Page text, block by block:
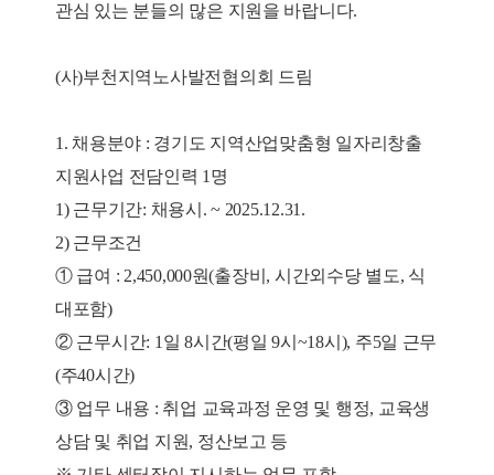
관심 있는 분들의 많은 지원을 바랍니다.
(사)부천지역노사발전협의회 드림
1. 채용분야 : 경기도 지역산업맞춤형 일자리창출
지원사업 전담인력 1명
1) 근무기간: 채용시. ~ 2025.12.31.
2) 근무조건
① 급여 : 2,450,000원(출장비, 시간외수당 별도, 식
대포함)
② 근무시간: 1일 8시간(평일 9시~18시), 주5일 근무
(주40시간)
③ 업무 내용 : 취업 교육과정 운영 및 행정, 교육생
상담 및 취업 지원, 정산보고 등